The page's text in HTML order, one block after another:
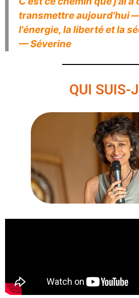
transmettre aujourd'hui
l'énergie, la liberté et la
— Séverine
QUI SUIS-